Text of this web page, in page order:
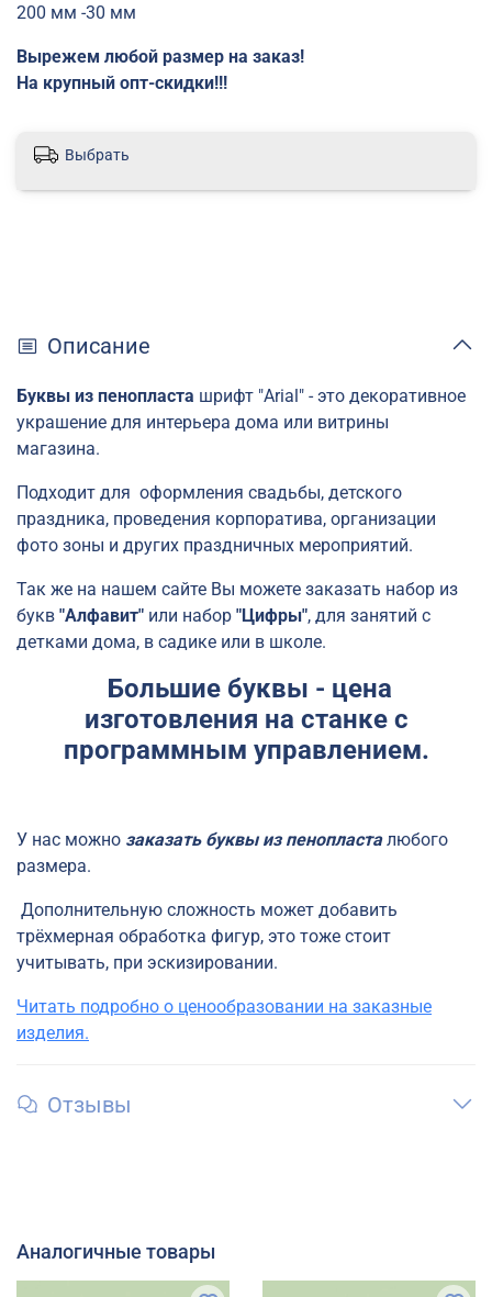
200 мм -30 мм
Вырежем любой размер на заказ!
На крупный опт-скидки!!!
Выбрать
Описание
Буквы из пенопласта шрифт "Arial" - это декоративное
украшение для интерьера дома или витрины
магазина.
Подходит для оформления свадьбы, детского
праздника, проведения корпоратива, организации
фото зоны и других праздничных мероприятий.
Так же на нашем сайте Вы можете заказать набор из
букв "Алфавит" или набор "Цифры", для занятий с
детками дома, в садике или в школе.
Большие буквы - цена
изготовления на станке с
программным управлением.
У нас можно заказать буквы из пенопласталюбого
размера.
Дополнительную сложность может добавить
трёхмерная обработка фигур, это тоже стоит
учитывать, при эскизировании.
Читать подробно о ценообразовании на заказные
изделия.
Отзывы
Аналогичные товары